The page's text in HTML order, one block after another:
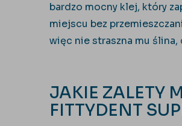
bardzo mocny klej, który
miejscu bez
więc nie straszna mu ślina,
JAKIE ZALETY
FITTYDENT